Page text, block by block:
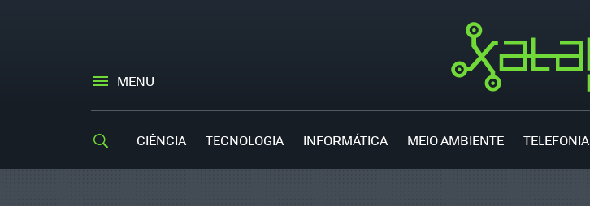
MENU
CIÊNCIA TECNOLOGIA INFORMÁTICA MEIO AMBIENTE TELEFONIA